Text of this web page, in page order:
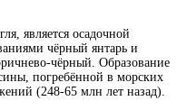
является осадочной
чёрный янтарь и
чёрный. Образование
погребённой в морских
(248-65 млн лет назад).